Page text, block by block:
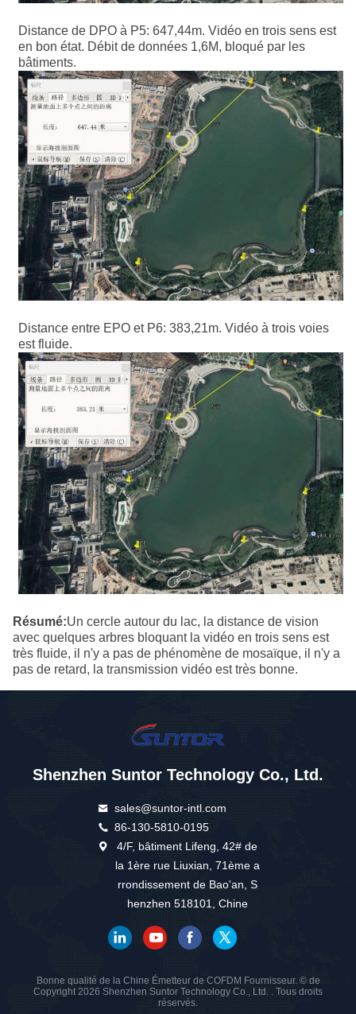
Distance de DPO à P5: 647,44m. Vidéo en trois sens est
en bon état. Débit de données 1,6M, bloqué par les
bâtiments.
Distance entre EPO et P6: 383,21m. Vidéo à trois voies
est fluide.
Résumé:Un cercle autour du lac, la distance de vision
avec quelques arbres bloquant la vidéo en trois sens est
très fluide, il n'y a pas de phénomène de mosaïque, il n'y a
pas de retard, la transmission vidéo est très bonne.
Shenzhen Suntor Technology Co., Ltd.
sales@suntor-intl.com
86-130-5810-0195
4/F, bâtiment Lifeng, 42# de
la 1ère rue Liuxian, 71ème a
rrondissement de Bao'an, S
henzhen 518101, Chine
Bonne qualité de la Chine Émetteur de COFDM Fournisseur. © de
Copyright 2026 Shenzhen Suntor Technology Co., Ltd. . Tous droits
réservés.